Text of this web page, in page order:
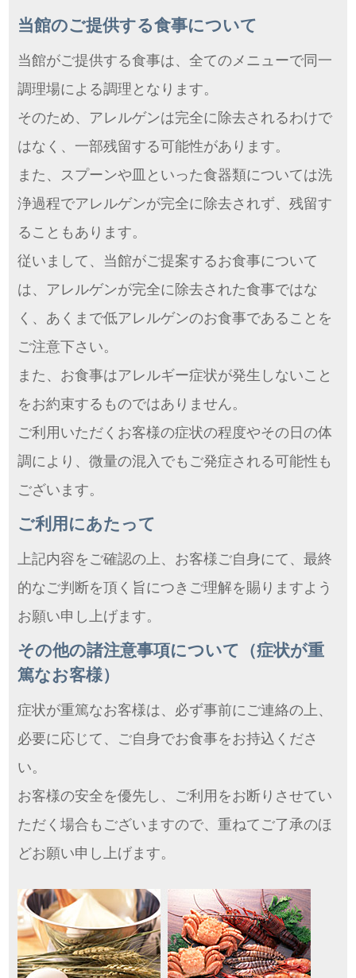
当館のご提供する食事について
当館がご提供する食事は、全てのメニューで同一
調理場による調理となります。
そのため、アレルゲンは完全に除去されるわけで
はなく、一部残留する可能性があります。
また、スプーンや皿といった食器類については洗
浄過程でアレルゲンが完全に除去されず、残留す
ることもあります。
従いまして、当館がご提案するお食事について
は、アレルゲンが完全に除去された食事ではな
く、あくまで低アレルゲンのお食事であることを
ご注意下さい。
また、お食事はアレルギー症状が発生しないこと
をお約束するものではありません。
ご利用いただくお客様の症状の程度やその日の体
調により、微量の混入でもご発症される可能性も
ございます。
ご利用にあたって
上記内容をご確認の上、お客様ご自身にて、最終
的なご判断を頂く旨につきご理解を賜りますよう
お願い申し上げます。
その他の諸注意事項について（症状が重
篤なお客様）
症状が重篤なお客様は、必ず事前にご連絡の上、
必要に応じて、ご自身でお食事をお持込くださ
い。
お客様の安全を優先し、ご利用をお断りさせてい
ただく場合もございますので、重ねてご了承のほ
どお願い申し上げます。